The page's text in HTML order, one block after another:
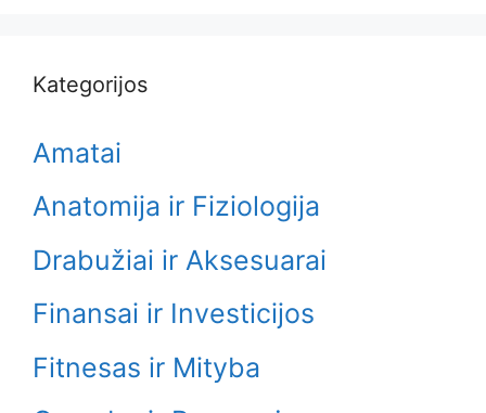
Kategorijos
Amatai
Anatomija ir Fiziologija
Drabužiai ir Aksesuarai
Finansai ir Investicijos
Fitnesas ir Mityba